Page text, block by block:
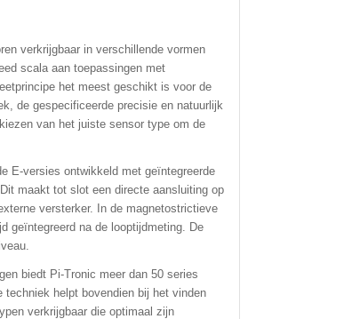
verkrijgbaar in verschillende vormen
scala aan toepassingen met
het meest geschikt is voor de
de gespecificeerde precisie en natuurlijk
van het juiste sensor type om de
E-versies ontwikkeld met geïntegreerde
maakt tot slot een directe aansluiting op
versterker. In de magnetostrictieve
geïntegreerd na de looptijdmeting. De
biedt Pi-Tronic meer dan 50 series
helpt bovendien bij het vinden
verkrijgbaar die optimaal zijn